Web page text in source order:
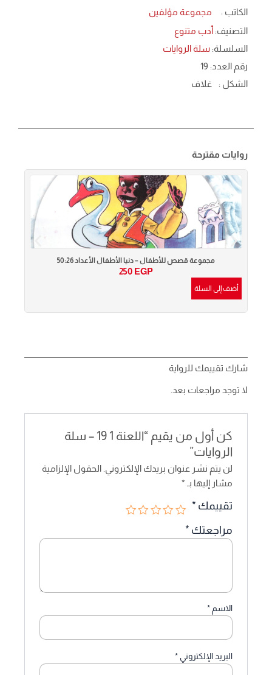
الكاتب :
مجموعة مؤلفين
التصنيف: أدب متنوع
السلسلة: سلة الروايات
رقم العدد: 19
الشكل :
غلاف
روايات مقترحة
مجموعة قصص للأطفال – دنيا الأطفال الأعداد 50:26
250 EGP
أضف إلى السلة
شارك تقييمك للرواية
لا توجد مراجعات بعد.
كن أول من يقيم “اللعنة 1 19 – سلة
الروايات”
لن يتم نشر عنوان بريدك الإلكتروني.
الحقول الإلزامية
مشار إليها بـ *
تقييمك *
مراجعتك *
الاسم*
البريد الإلكتروني*